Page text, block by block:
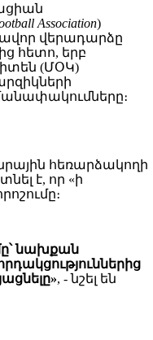
Association)
վերադարձը
հետո, երբ
(ՄՕԿ)
հեռարձակողի
է, որ «ի
նախքան
, - նշել են